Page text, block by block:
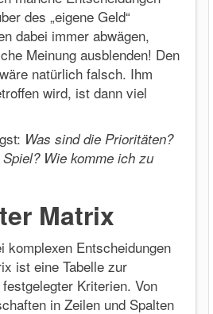
des „eigene Geld“
dabei immer abwägen,
Meinung ausblenden! Den
natürlich falsch. Ihm
wird, ist dann viel
Was sind die Prioritäten?
Wie komme ich zu
Matrix
Entscheidungen
ist eine Tabelle zur
Kriterien. Von
in Zeilen und Spalten